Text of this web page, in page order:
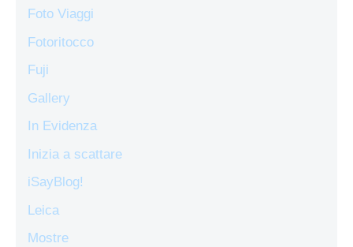
Foto Viaggi
Fotoritocco
Fuji
Gallery
In Evidenza
Inizia a scattare
iSayBlog!
Leica
Mostre